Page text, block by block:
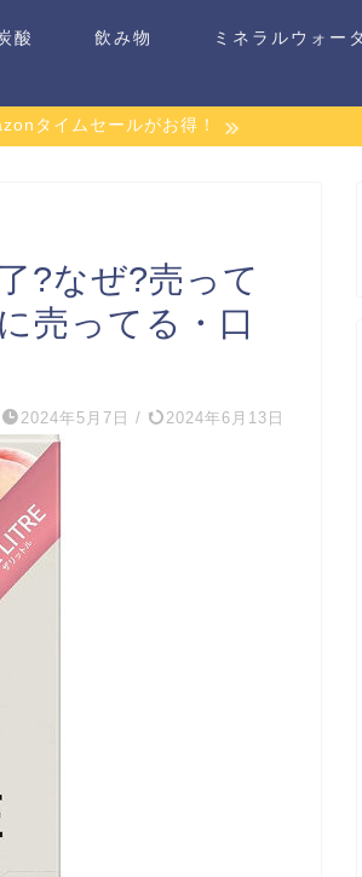
酸 飲み物 ミネラルウォー
タイムセールがお得！
?なぜ?売って
売ってる・口
2024年5月7日 / 2024年6月13日